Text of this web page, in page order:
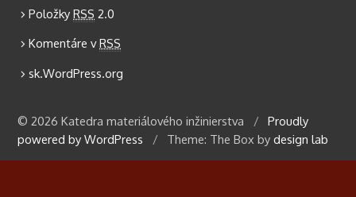
PoložkyRSS 2.0
Komentáre vRSS
sk.WordPress.org
© 2026 Katedra materiálového inžinierstva /
Proudly
powered by WordPress
/ Theme: The Box bydesign lab